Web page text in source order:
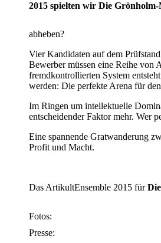
2015 spielten wir Die Grönholm-
abheben?
Vier Kandidaten auf dem
Bewerber müssen eine Reihe von
fremdkontrollierten System
werden: Die perfekte Arena für
Im Ringen um intellektuelle
entscheidender Faktor mehr. Wer
Eine spannende Gratwanderung
Profit und Macht.
Das ArtikultEnsemble 2015 für
Fotos:
Presse: